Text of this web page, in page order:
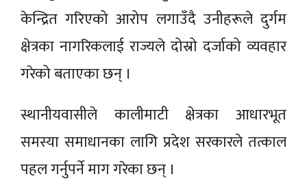
केन्द्रित गरिएको आरोप लगाउँदै उनीहरूले दुर्गम
क्षेत्रका नागरिकलाई राज्यले दोस्रो दर्जाको व्यवहार
गरेको बताएका छन् ।
स्थानीयवासीले कालीमाटी क्षेत्रका आधारभूत
समस्या समाधानका लागि प्रदेश सरकारले तत्काल
पहल गर्नुपर्ने माग गरेका छन् ।